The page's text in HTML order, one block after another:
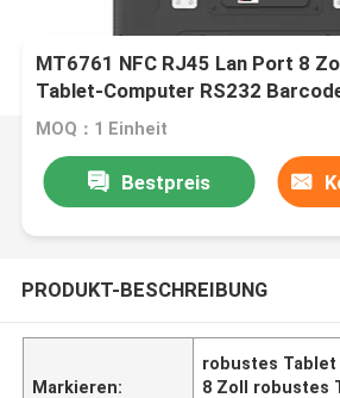
MT6761 NFC RJ45 Lan Port 8
Tablet-Computer RS232
Gesichtserkennung UHF RFID
MOQ：1 Einheit
Bestpreis
PRODUKT-BESCHREIBUNG
Markieren:
robustes Tablet
8 Zoll robustes